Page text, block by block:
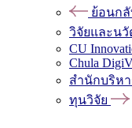
ย้อนกลั
วิจัยและนวั
CU
Chula
สำนักบริหา
ทุนวิจัย